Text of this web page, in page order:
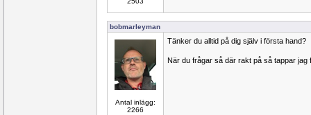
bobmarleyman
Antal inlägg:
2266
Tänker du alltid på dig själv i första hand?
När du frågar så där rakt på så tappar jag